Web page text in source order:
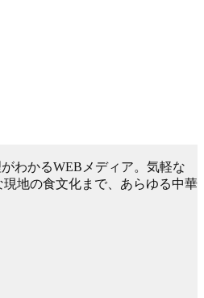
わかるWEBメディア。気軽な
地の食文化まで、あらゆる中華